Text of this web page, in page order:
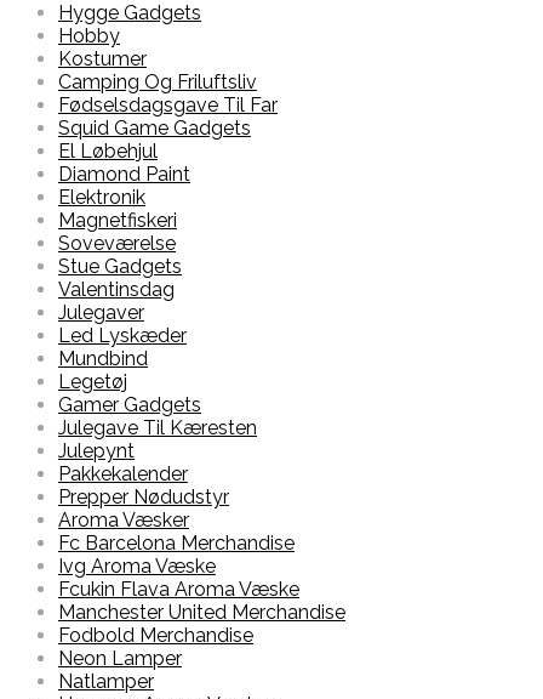
Hygge Gadgets
Hobby
Kostumer
Camping Og Friluftsliv
Fødselsdagsgave Til Far
Squid Game Gadgets
El Løbehjul
Diamond Paint
Elektronik
Magnetfiskeri
Soveværelse
Stue Gadgets
Valentinsdag
Julegaver
Led Lyskæder
Mundbind
Legetøj
Gamer Gadgets
Julegave Til Kæresten
Julepynt
Pakkekalender
Prepper Nødudstyr
Aroma Væsker
Fc Barcelona Merchandise
Ivg Aroma Væske
Fcukin Flava Aroma Væske
Manchester United Merchandise
Fodbold Merchandise
Neon Lamper
Natlamper